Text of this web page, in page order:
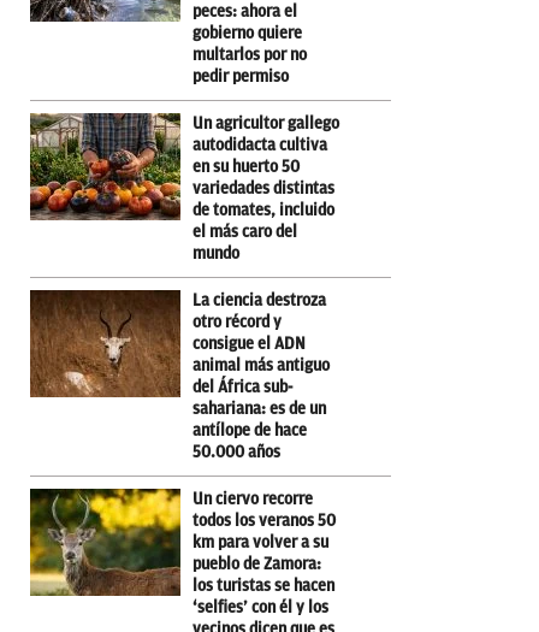
peces: ahora el
gobierno quiere
multarlos por no
pedir permiso
Un agricultor gallego
autodidacta cultiva
en su huerto 50
variedades distintas
de tomates, incluido
el más caro del
mundo
La ciencia destroza
otro récord y
consigue el ADN
animal más antiguo
del África sub-
sahariana: es de un
antílope de hace
50.000 años
Un ciervo recorre
todos los veranos 50
km para volver a su
pueblo de Zamora:
los turistas se hacen
‘selfies’ con él y los